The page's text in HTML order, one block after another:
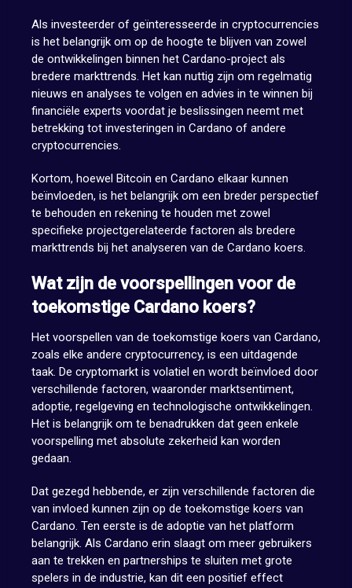
Als investeerder of geïnteresseerde in cryptocurrencies
is het belangrijk om op de hoogte te blijven van zowel
de ontwikkelingen binnen het Cardano-project als
bredere markttrends. Het kan nuttig zijn om regelmatig
nieuws en analyses te volgen en advies in te winnen bij
financiële experts voordat je beslissingen neemt met
betrekking tot investeringen in Cardano of andere
cryptocurrencies.
Kortom, hoewel Bitcoin en Cardano elkaar kunnen
beïnvloeden, is het belangrijk om een breder perspectief
te behouden en rekening te houden met zowel
specifieke projectgerelateerde factoren als bredere
markttrends bij het analyseren van de Cardano koers.
Wat zijn de voorspellingen voor de
toekomstige Cardano koers?
Het voorspellen van de toekomstige koers van Cardano,
zoals elke andere cryptocurrency, is een uitdagende
taak. De cryptomarkt is volatiel en wordt beïnvloed door
verschillende factoren, waaronder marktsentiment,
adoptie, regelgeving en technologische ontwikkelingen.
Het is belangrijk om te benadrukken dat geen enkele
voorspelling met absolute zekerheid kan worden
gedaan.
Dat gezegd hebbende, er zijn verschillende factoren die
van invloed kunnen zijn op de toekomstige koers van
Cardano. Ten eerste is de adoptie van het platform
belangrijk. Als Cardano erin slaagt om meer gebruikers
aan te trekken en partnerships te sluiten met grote
spelers in de industrie, kan dit een positief effect